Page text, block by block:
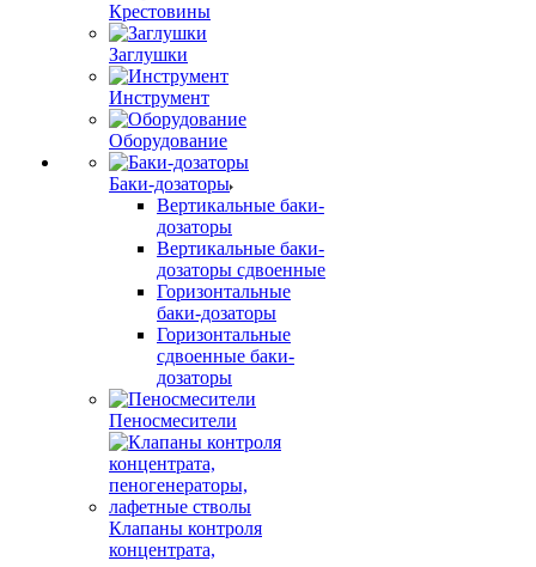
Крестовины
Заглушки
Инструмент
Оборудование
Баки-дозаторы
Вертикальные баки-
дозаторы
Вертикальные баки-
дозаторы сдвоенные
Горизонтальные
баки-дозаторы
Горизонтальные
сдвоенные баки-
дозаторы
Пеносмесители
Клапаны контроля
концентрата,